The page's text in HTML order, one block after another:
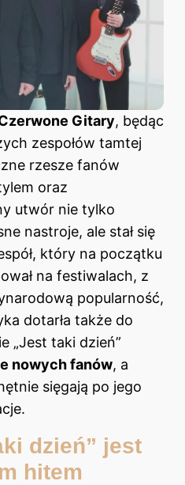
Gitary, będąc
zespołów tamtej
rzesze fanów
oraz
utwór nie tylko
nastroje, ale stał się
który na początku
na festiwalach, z
popularność,
dotarła także do
„Jest taki dzień”
nowych fanów, a
sięgają po jego
dzień” jest
hitem